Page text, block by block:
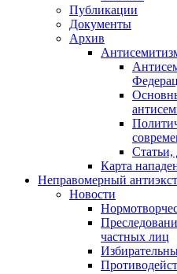
Публикации
Документы
Архив
Статьи,
Карта
Неправомерный
Новости
частных лиц